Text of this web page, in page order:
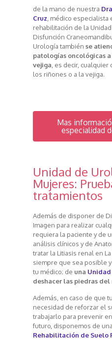
de la mano de nuestra
Cruz, médico especialista
rehabilitación de la
Disfunción
Urología también se
patologías oncológicas
vejiga, es decir, cualquier
los riñones o a la vejiga.
Mas
especialidad
Unidad de
Mujeres:
tratamientos
Además de disponer de
Imagen para realizar
requiera la paciente y de
análisis clínicos y de
tratar la Litiasis renal en
siempre que sea posible
tu médico; de una
deshacer las piedras del
Además, en caso de que
necesidad de reforzar el
trabajarlo para prevenir
futuro, disponemos de una
Rehabilitación de Suelo